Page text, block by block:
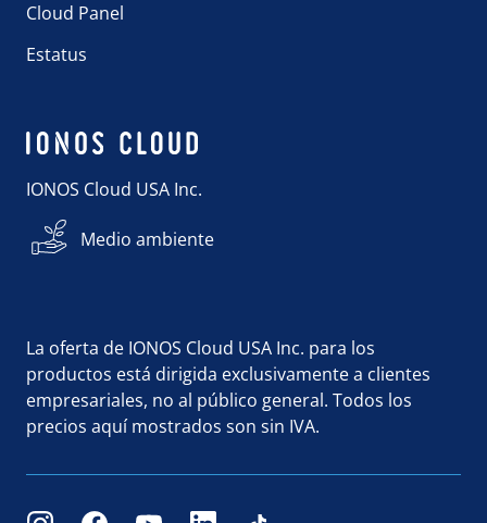
Cloud Panel
Estatus
IONOS Cloud USA Inc.
Medio ambiente
La oferta de IONOS Cloud USA Inc. para los
productos está dirigida exclusivamente a clientes
empresariales, no al público general. Todos los
precios aquí mostrados son sin IVA.